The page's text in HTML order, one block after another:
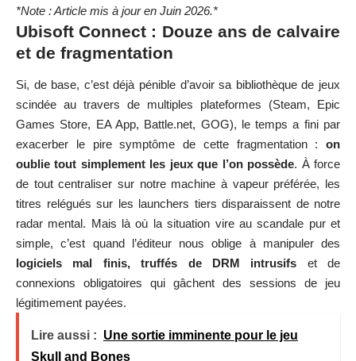
*Note : Article mis à jour en Juin 2026.*
Ubisoft Connect : Douze ans de calvaire
et de fragmentation
Si, de base, c’est déjà pénible d’avoir sa bibliothèque de jeux
scindée au travers de multiples plateformes (Steam, Epic
Games Store, EA App, Battle.net, GOG), le temps a fini par
exacerber le pire symptôme de cette fragmentation : on
oublie tout simplement les jeux que l’on possède. À force
de tout centraliser sur notre machine à vapeur préférée, les
titres relégués sur les launchers tiers disparaissent de notre
radar mental. Mais là où la situation vire au scandale pur et
simple, c’est quand l’éditeur nous oblige à manipuler des
logiciels mal finis, truffés de DRM intrusifs et de
connexions obligatoires qui gâchent des sessions de jeu
légitimement payées.
Lire aussi : Une sortie imminente pour le jeu
Skull and Bones